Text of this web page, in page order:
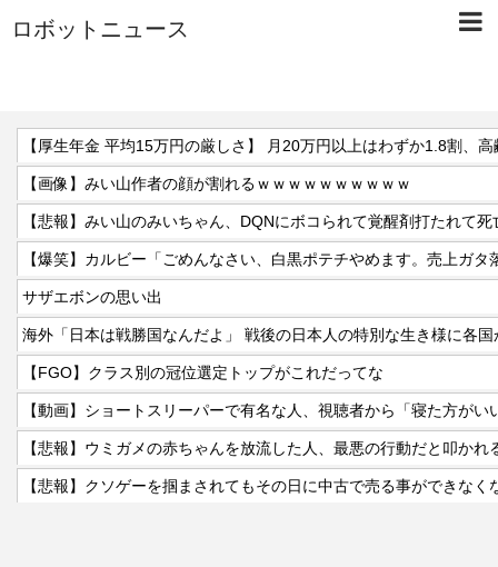
ロボットニュース
【画像】みい山作者の顔が割れるｗｗｗｗｗｗｗｗｗｗ
【悲報】みい山のみいちゃん、DQNにボコられて覚醒剤打たれて
【爆笑】カルビー「ごめんなさい、白黒ポテチやめます。売上ガ
サザエボンの思い出
海外「日本は戦勝国なんだよ」 戦後の日本人の特別な生き様に各
【FGO】クラス別の冠位選定トップがこれだってな
【動画】ショートスリーパーで有名な人、視聴者から「寝た方がい
【悲報】ウミガメの赤ちゃんを放流した人、最悪の行動だと叩かれ
【悲報】クソゲーを掴まされてもその日に中古で売る事ができな